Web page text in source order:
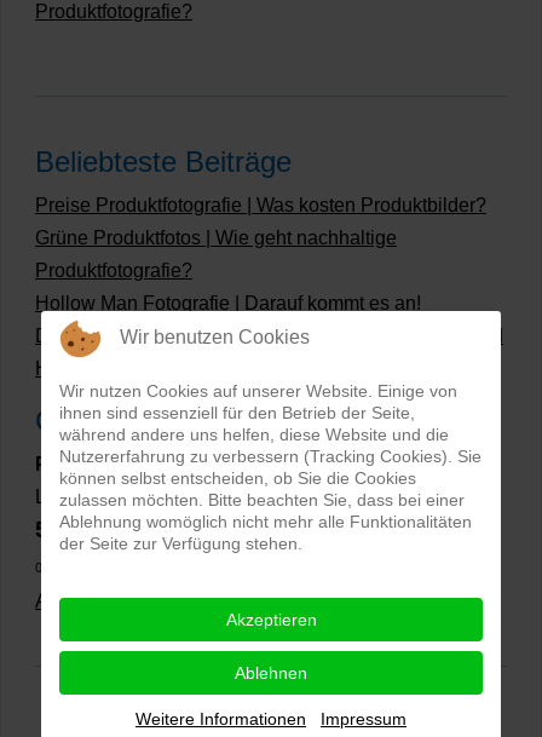
Produktfotografie?
Beliebteste Beiträge
Preise Produktfotografie | Was kosten Produktbilder?
Grüne Produktfotos | Wie geht nachhaltige
Produktfotografie?
Hollow Man Fotografie | Darauf kommt es an!
Dateiformate und Bilder mit transparentem Hintergrund
Hollowman und Produktfotografie
Google Rezensionen
PRO-ducto GmbH, Fotografie und Bildbearbeitung in
Lichtenau
5,0⭐⭐⭐⭐⭐ bei144 Google-Rezensionen (Stand
02.01.2026)
Alle Rezensionen ansehen|Bewertung abgeben
Wir benutzen Cookies
Wir nutzen Cookies auf unserer Website. Einige von
ihnen sind essenziell für den Betrieb der Seite,
während andere uns helfen, diese Website und die
Nutzererfahrung zu verbessern (Tracking Cookies). Sie
können selbst entscheiden, ob Sie die Cookies
zulassen möchten. Bitte beachten Sie, dass bei einer
Ablehnung womöglich nicht mehr alle Funktionalitäten
der Seite zur Verfügung stehen.
Akzeptieren
Ablehnen
Weitere Informationen Impressum